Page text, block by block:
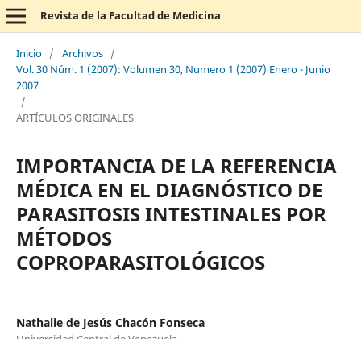
Revista de la Facultad de Medicina
Inicio / Archivos /
Vol. 30 Núm. 1 (2007): Volumen 30, Numero 1 (2007) Enero - Junio
2007
/
ARTÍCULOS ORIGINALES
IMPORTANCIA DE LA REFERENCIA
MÉDICA EN EL DIAGNÓSTICO DE
PARASITOSIS INTESTINALES POR
MÉTODOS
COPROPARASITOLÓGICOS
Nathalie de Jesús Chacón Fonseca